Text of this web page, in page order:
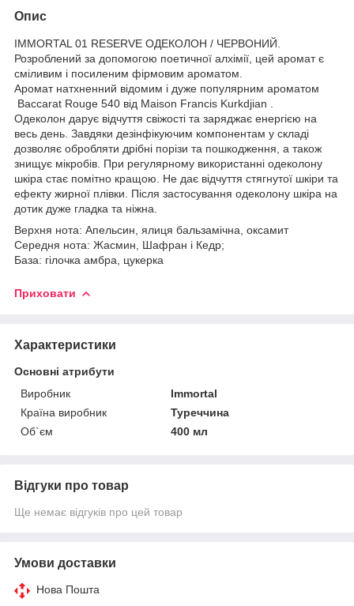
Опис
IMMORTAL 01 RESERVE ОДЕКОЛОН / ЧЕРВОНИЙ.
Розроблений за допомогою поетичної алхімії, цей аромат є
сміливим і посиленим фірмовим ароматом.
Аромат натхненний відомим і дуже популярним ароматом
Baccarat Rouge 540 від Maison Francis Kurkdjian .
Одеколон дарує відчуття свіжості та заряджає енергією на
весь день. Завдяки дезінфікуючим компонентам у складі
дозволяє обробляти дрібні порізи та пошкодження, а також
знищує мікробів. При регулярному використанні одеколону
шкіра стає помітно кращою. Не дає відчуття стягнутої шкіри та
ефекту жирної плівки. Після застосування одеколону шкіра на
дотик дуже гладка та ніжна.
Верхня нота: Апельсин, ялиця бальзамічна, оксамит
Середня нота: Жасмин, Шафран і Кедр;
База: гілочка амбра, цукерка
Приховати
Характеристики
Основні атрибути
Виробник
Immortal
Країна виробник
Туреччина
Об`єм
400 мл
Відгуки про товар
Ще немає відгуків про цей товар
Умови доставки
Нова Пошта